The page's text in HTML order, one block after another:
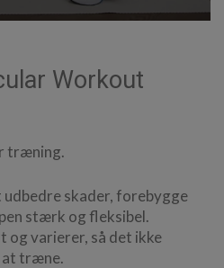
Workout
træning.
skader, forebygge
stærk og fleksibel.
varierer, så det ikke
at træne.